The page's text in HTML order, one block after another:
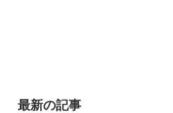
最新の記事